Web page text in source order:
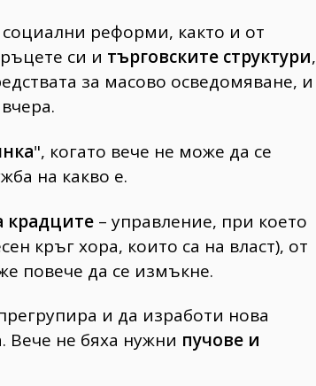
реформи, както и от
си и търговските структури,
за масово осведомяване, и
", когато вече не може да се
на какво е.
крадците – управление, при което
кръг хора, които са на власт), от
повече да се измъкне.
и да изработи нова
Вече не бяха нужни пучове и